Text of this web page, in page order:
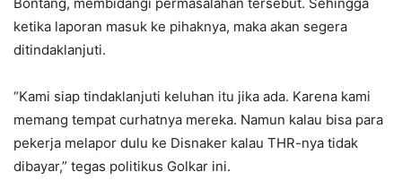
ketika laporan masuk ke pihaknya, maka akan segera
ditindaklanjuti.
“Kami siap tindaklanjuti keluhan itu jika ada. Karena kami
memang tempat curhatnya mereka. Namun kalau bisa para
pekerja melapor dulu ke Disnaker kalau THR-nya tidak
dibayar,” tegas politikus Golkar ini.